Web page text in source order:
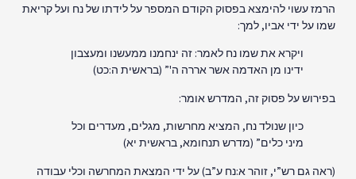
הרמז עשוי להימצא בפסוק הקודם המספר על לידתו של נח ועל קריאת
שמו על ידי אביו, למך:
ויקרא את שמו נח לאמר: זה ינחמנו ממעשנו ומעצבון
ידינו מן האדמה אשר אררה ה'” (בראשית ה:כט)
בפירוש על פסוק זה, המדרש אומר:
כיון שנולד נח, המציא מחרשות, מגלים, מעדרים וכל
מיני כלים” (מדרש תנחומא, בראשית יא)
(ראה גם רש”י, זוהר א:נח ע”ב) על ידי המצאת המחרשה וכלי עבודה